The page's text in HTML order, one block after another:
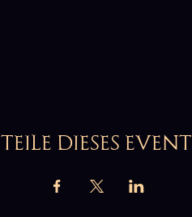
TEILE DIESES EVENT